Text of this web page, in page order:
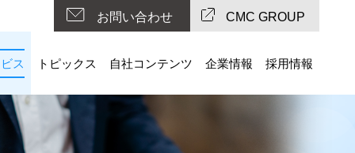
お問い合わせ CMC GROUP
ス トピックス 自社コンテンツ 企業情報 採用情報